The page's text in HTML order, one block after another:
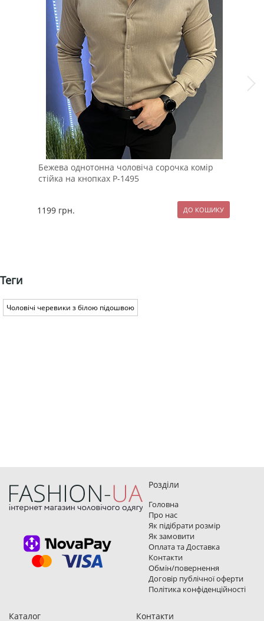
Бежева однотонна чоловіча сорочка комір
стійка на кнопках Р-1495
1199 грн.
Теги
Чоловічі черевики з білою підошвою
Розділи
Головна
Про нас
Як підібрати розмір
Як замовити
Оплата та Доставка
Контакти
Обмін/повернення
Договір публічної оферти
Політика конфіденційності
Каталог Контакти